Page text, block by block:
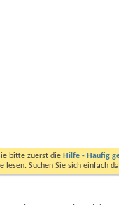
bitte zuerst die Hilfe - Häufig
lesen. Suchen Sie sich einfach